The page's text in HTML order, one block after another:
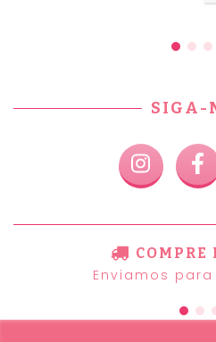
SIGA-
COMPRE
Enviamos